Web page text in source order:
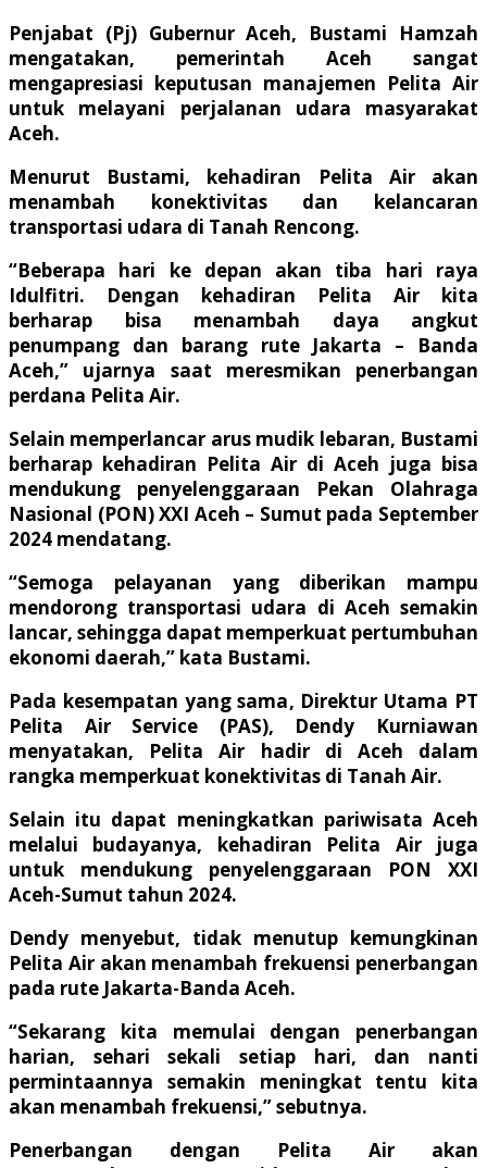
Penjabat (Pj) Gubernur Aceh, Bustami Hamzah
mengatakan, pemerintah Aceh sangat
mengapresiasi keputusan manajemen Pelita Air
untuk melayani perjalanan udara masyarakat
Aceh.
Menurut Bustami, kehadiran Pelita Air akan
menambah konektivitas dan kelancaran
transportasi udara di Tanah Rencong.
“Beberapa hari ke depan akan tiba hari raya
Idulfitri. Dengan kehadiran Pelita Air kita
berharap bisa menambah daya angkut
penumpang dan barang rute Jakarta – Banda
Aceh,” ujarnya saat meresmikan penerbangan
perdana Pelita Air.
Selain memperlancar arus mudik lebaran, Bustami
berharap kehadiran Pelita Air di Aceh juga bisa
mendukung penyelenggaraan Pekan Olahraga
Nasional (PON) XXI Aceh – Sumut pada September
2024 mendatang.
“Semoga pelayanan yang diberikan mampu
mendorong transportasi udara di Aceh semakin
lancar, sehingga dapat memperkuat pertumbuhan
ekonomi daerah,” kata Bustami.
Pada kesempatan yang sama, Direktur Utama PT
Pelita Air Service (PAS), Dendy Kurniawan
menyatakan, Pelita Air hadir di Aceh dalam
rangka memperkuat konektivitas di Tanah Air.
Selain itu dapat meningkatkan pariwisata Aceh
melalui budayanya, kehadiran Pelita Air juga
untuk mendukung penyelenggaraan PON XXI
Aceh-Sumut tahun 2024.
Dendy menyebut, tidak menutup kemungkinan
Pelita Air akan menambah frekuensi penerbangan
pada rute Jakarta-Banda Aceh.
“Sekarang kita memulai dengan penerbangan
harian, sehari sekali setiap hari, dan nanti
permintaannya semakin meningkat tentu kita
akan menambah frekuensi,” sebutnya.
Penerbangan dengan Pelita Air akan